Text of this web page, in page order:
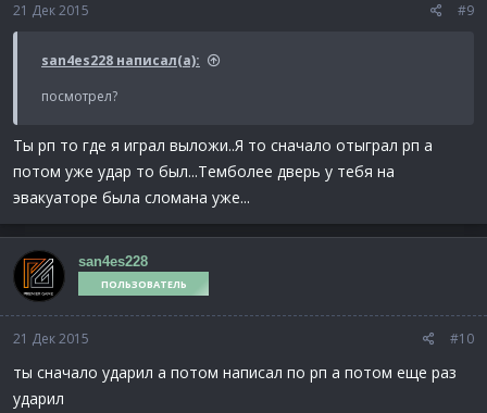
21 Дек 2015 #9
san4es228 написал(а):
посмотрел?
Ты рп то где я играл выложи..Я то сначало отыграл рп а
потом уже удар то был...Темболее дверь у тебя на
эвакуаторе была сломана уже...
san4es228
ПОЛЬЗОВАТЕЛЬ
21 Дек 2015 #10
ты сначало ударил а потом написал по рп а потом еще раз
ударил